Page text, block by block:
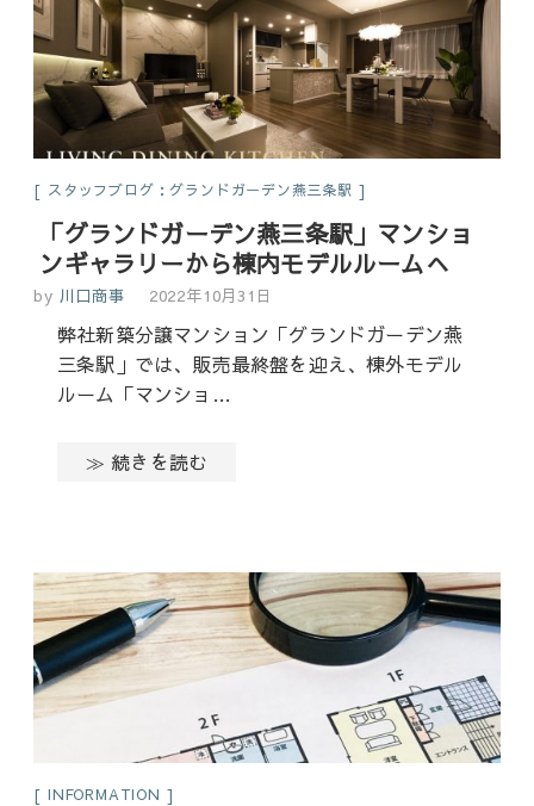
スタッフブログ：グランドガーデン燕三条駅
「グランドガーデン燕三条駅」マンショ
ンギャラリーから棟内モデルルームへ
by 川口商事 2022年10月31日
弊社新築分譲マンション「グランドガーデン燕
三条駅」では、販売最終盤を迎え、棟外モデル
ルーム「マンショ…
≫ 続きを読む
INFORMATION